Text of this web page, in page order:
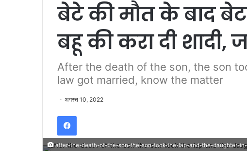
बेटे की मौत के बाद
बहू की करा दी शादी,
After the death of the son, the son
law got married, know the matter
अगस्त 10, 2022
after-the-death-of-the-son-the-son-took-the-lap-and-the-daughter-